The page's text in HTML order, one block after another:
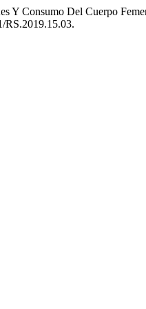
Y Consumo Del Cuerpo
RS.2019.15.03.